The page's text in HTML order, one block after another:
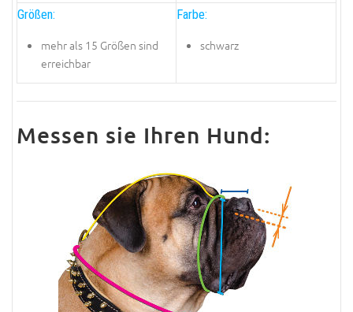
Größen:
mehr als 15 Größen sind
erreichbar
Farbe:
schwarz
Messen sie Ihren Hund: